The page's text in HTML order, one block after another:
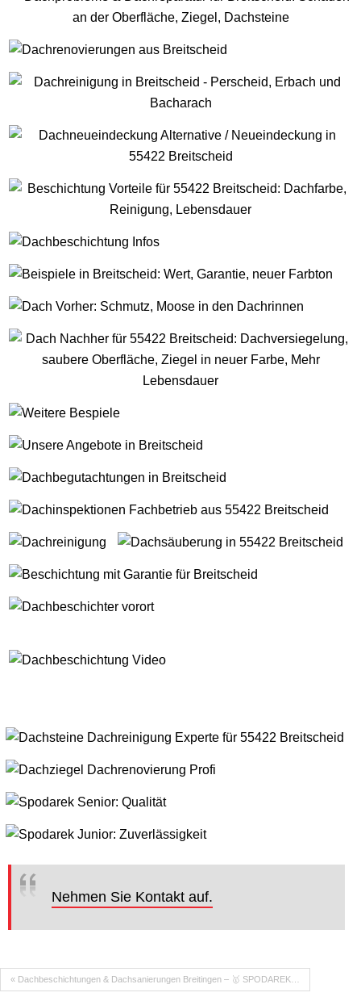
Nehmen Sie Kontakt auf.
« Dachbeschichtungen & Dachsanierungen Breitingen – 🥇 SPODAREK…